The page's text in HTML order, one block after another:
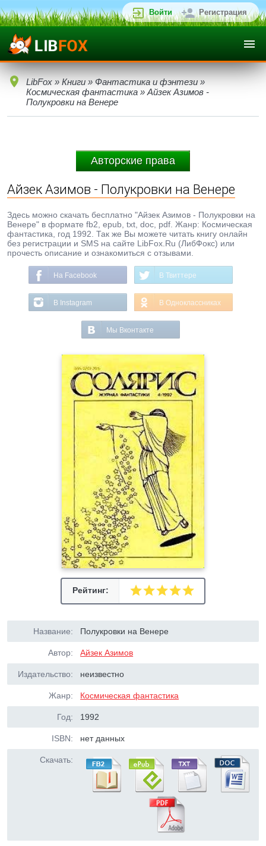
Войти Регистрация
LibFox » Книги » Фантастика и фэнтези »
Космическая фантастика » Айзек Азимов -
Полукровки на Венере
Авторские права
Айзек Азимов - Полукровки на Венере
Здесь можно скачать бесплатно "Айзек Азимов - Полукровки на
Венере" в формате fb2, epub, txt, doc, pdf. Жанр: Космическая
фантастика, год 1992. Так же Вы можете читать книгу онлайн
без регистрации и SMS на сайте LibFox.Ru (ЛибФокс) или
прочесть описание и ознакомиться с отзывами.
На Facebook В Твиттере
В Instagram В Одноклассниках
Мы Вконтакте
Рейтинг:
Название: Полукровки на Венере
Автор: Айзек Азимов
Издательство: неизвестно
Жанр: Космическая фантастика
Год: 1992
ISBN: нет данных
Скачать: